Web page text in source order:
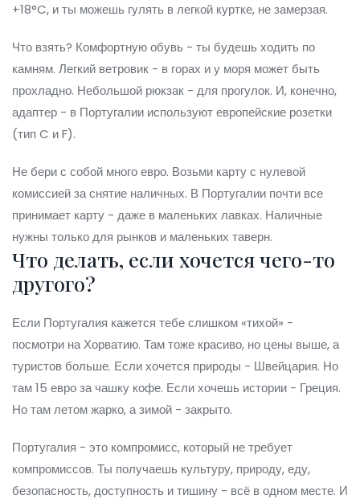
+18°C, и ты можешь гулять в легкой куртке, не замерзая.
Что взять? Комфортную обувь - ты будешь ходить по
камням. Легкий ветровик - в горах и у моря может быть
прохладно. Небольшой рюкзак - для прогулок. И, конечно,
адаптер - в Португалии используют европейские розетки
(тип C и F).
Не бери с собой много евро. Возьми карту с нулевой
комиссией за снятие наличных. В Португалии почти все
принимает карту - даже в маленьких лавках. Наличные
нужны только для рынков и маленьких таверн.
Что делать, если хочется чего-то
другого?
Если Португалия кажется тебе слишком «тихой» -
посмотри на Хорватию. Там тоже красиво, но цены выше, а
туристов больше. Если хочется природы - Швейцария. Но
там 15 евро за чашку кофе. Если хочешь истории - Греция.
Но там летом жарко, а зимой - закрыто.
Португалия - это компромисс, который не требует
компромиссов. Ты получаешь культуру, природу, еду,
безопасность, доступность и тишину - всё в одном месте. И